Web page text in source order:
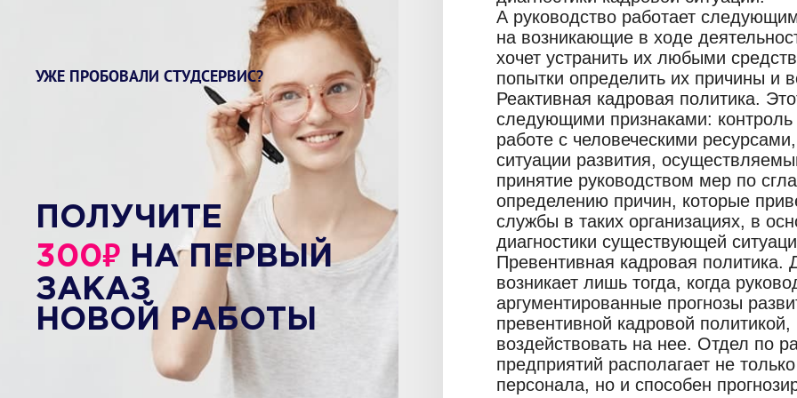
УЖЕ ПРОБОВАЛИ СТУДСЕРВИС?
ПОЛУЧИТЕ
300₽ НА ПЕРВЫЙ
ЗАКАЗ
НОВОЙ РАБОТЫ
А руководство работает
на возникающие в ходе
хочет устранить их любыми
попытки определить их причины и
Реактивная кадровая политика.
следующими признаками: контроль
работе с человеческими
ситуации развития,
принятие руководством мер по
определению причин, которые
службы в таких организациях, в
диагностики существующей
Превентивная кадровая политика.
возникает лишь тогда, когда
аргументированные прогнозы
превентивной кадровой
воздействовать на нее. Отдел по
предприятий располагает не
персонала, но и способен